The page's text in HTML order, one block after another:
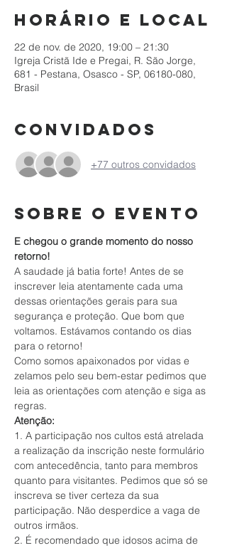
Horário e local
22 de nov. de 2020, 19:00 – 21:30
Igreja Cristã Ide e Pregai, R. São Jorge,
681 - Pestana, Osasco - SP, 06180-080,
Brasil
Convidados
+77 outros convidados
Sobre o evento
E chegou o grande momento do nosso
retorno!
A saudade já batia forte! Antes de se
inscrever leia atentamente cada uma
dessas orientações gerais para sua
segurança e proteção. Que bom que
voltamos. Estávamos contando os dias
para o retorno!
Como somos apaixonados por vidas e
zelamos pelo seu bem-estar pedimos que
leia as orientações com atenção e siga as
regras.
Atenção:
1. A participação nos cultos está atrelada
a realização da inscrição neste formulário
com antecedência, tanto para membros
quanto para visitantes. Pedimos que só se
inscreva se tiver certeza da sua
participação. Não desperdice a vaga de
outros irmãos.
2. É recomendado que idosos acima de